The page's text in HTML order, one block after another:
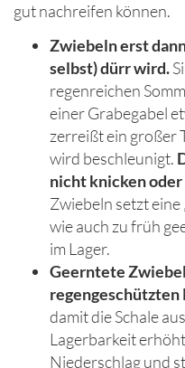
gut nachreifen können.
Zwiebeln erst
selbst) dürr wird.
regenreichen
einer Grabegabel
zerreißt ein großer
wird beschleunigt.
nicht knicken
Zwiebeln setzt eine
wie auch zu früh
im Lager.
Geerntete
regengeschützten
damit die Schale
Lagerbarkeit
Niederschlag und